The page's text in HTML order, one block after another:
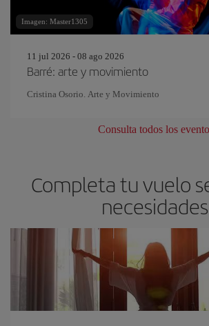
Imagen: Master1305
11 jul 2026 - 08 ago 2026
Barré: arte y movimiento
Cristina Osorio. Arte y Movimiento
Consulta todos los
Completa tu vuelo
necesidades